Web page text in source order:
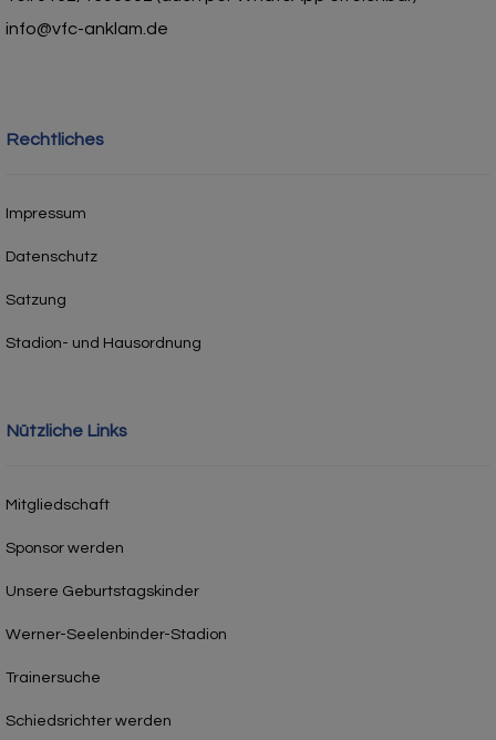
info@vfc-anklam.de
Rechtliches
Impressum
Datenschutz
Satzung
Stadion- und Hausordnung
Nützliche Links
Mitgliedschaft
Sponsor werden
Unsere Geburtstagskinder
Werner-Seelenbinder-Stadion
Trainersuche
Schiedsrichter werden